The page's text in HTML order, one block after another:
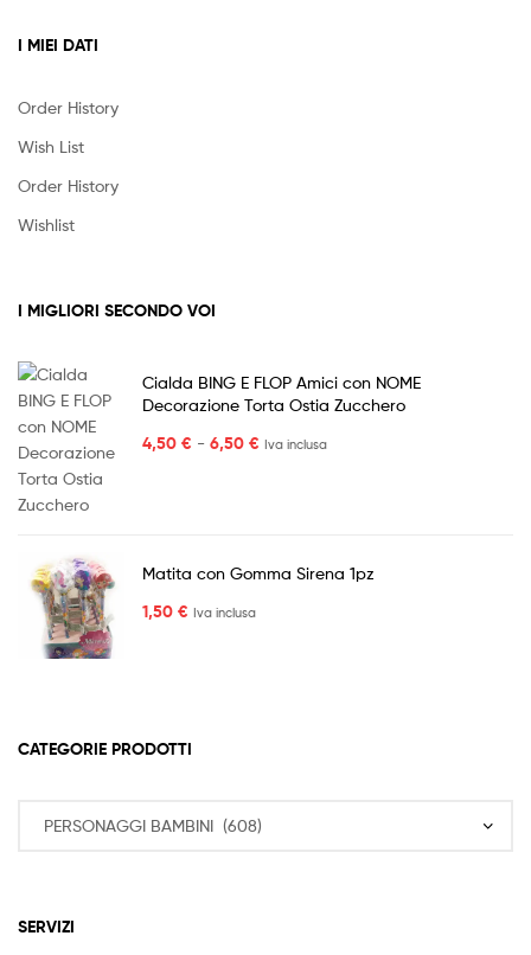
I MIEI DATI
Order History
Wish List
Order History
Wishlist
I MIGLIORI SECONDO VOI
Cialda BING E FLOP Amici con NOME
Decorazione Torta Ostia Zucchero
4,50 € - 6,50 € Fascia
a
Iva inclusa
Matita con Gomma Sirena 1pz
1,50 € Iva inclusa
CATEGORIE PRODOTTI
SERVIZI